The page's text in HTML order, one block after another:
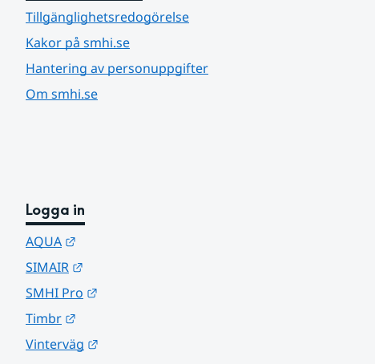
Tillgänglighetsredogörelse
Kakor på smhi.se
Hantering av personuppgifter
Om smhi.se
Logga in
AQUA
SIMAIR
SMHI Pro
Timbr
Vinterväg